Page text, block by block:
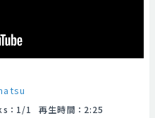
： 1/1 再生時間 ： 2:25